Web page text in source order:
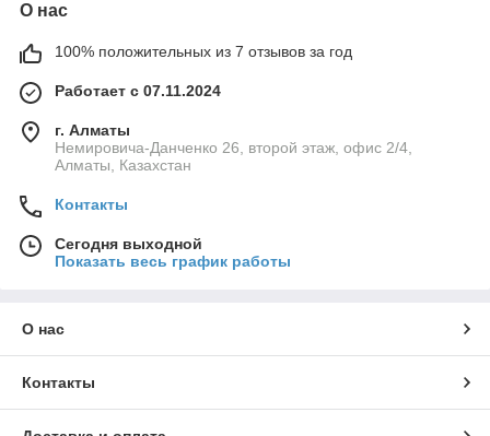
О нас
100% положительных из 7 отзывов за год
Работает с 07.11.2024
г. Алматы
Немировича-Данченко 26, второй этаж, офис 2/4,
Алматы, Казахстан
Контакты
Сегодня выходной
Показать весь график работы
О нас
Контакты